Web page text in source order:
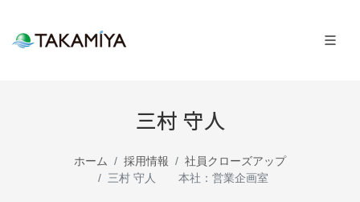
三村 守人
ホーム 採用情報
社員クローズアップ
三村 守人 本社：営業企画室